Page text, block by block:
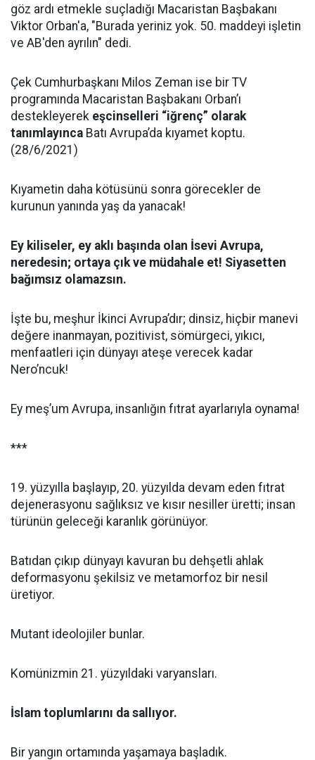
göz ardı etmekle suçladığı Macaristan Başbakanı
Viktor Orban'a, "Burada yeriniz yok. 50. maddeyi işletin
ve AB'den ayrılın" dedi.
Çek Cumhurbaşkanı Milos Zeman ise bir TV
programında Macaristan Başbakanı Orban’ı
destekleyerek eşcinselleri “iğrenç” olarak
tanımlayınca Batı Avrupa’da kıyamet koptu.
(28/6/2021)
Kıyametin daha kötüsünü sonra görecekler de
kurunun yanında yaş da yanacak!
Ey kiliseler, ey aklı başında olan İsevi Avrupa,
neredesin; ortaya çık ve müdahale et! Siyasetten
bağımsız olamazsın.
İşte bu, meşhur İkinci Avrupa’dır; dinsiz, hiçbir manevi
değere inanmayan, pozitivist, sömürgeci, yıkıcı,
menfaatleri için dünyayı ateşe verecek kadar
Nero’ncuk!
Ey meş’um Avrupa, insanlığın fıtrat ayarlarıyla oynama!
***
19. yüzyılla başlayıp, 20. yüzyılda devam eden fıtrat
dejenerasyonu sağlıksız ve kısır nesiller üretti; insan
türünün geleceği karanlık görünüyor.
Batıdan çıkıp dünyayı kavuran bu dehşetli ahlak
deformasyonu şekilsiz ve metamorfoz bir nesil
üretiyor.
Mutant ideolojiler bunlar.
Komünizmin 21. yüzyıldaki varyansları.
İslam toplumlarını da sallıyor.
Bir yangın ortamında yaşamaya başladık.